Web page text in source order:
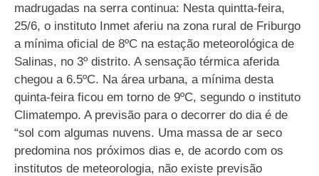
madrugadas na serra continua: Nesta quintta-feira,
25/6, o instituto Inmet aferiu na zona rural de Friburgo
a mínima oficial de 8ºC na estação meteorológica de
Salinas, no 3º distrito. A sensação térmica aferida
chegou a 6.5ºC. Na área urbana, a mínima desta
quinta-feira ficou em torno de 9ºC, segundo o instituto
Climatempo. A previsão para o decorrer do dia é de
“sol com algumas nuvens. Uma massa de ar seco
predomina nos próximos dias e, de acordo com os
institutos de meteorologia, não existe previsão